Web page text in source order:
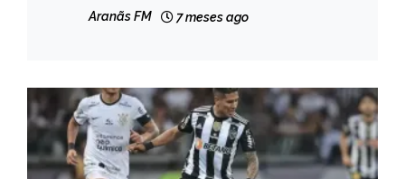
NOTÍCIASAranãs FM 7 meses ago